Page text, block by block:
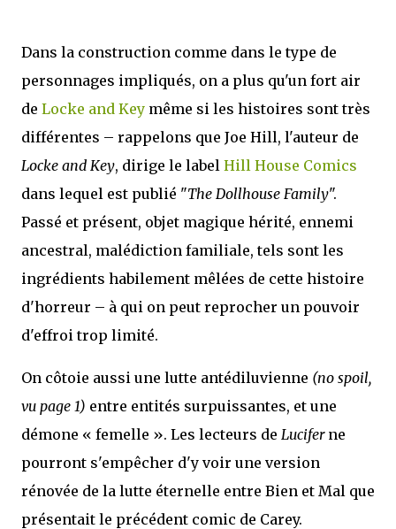
Dans la construction comme dans le type de
personnages impliqués, on a plus qu'un fort air
de Locke and Key même si les histoires sont très
différentes – rappelons que Joe Hill, l'auteur de
Locke and Key, dirige le label Hill House Comics
dans lequel est publié "The Dollhouse Family".
Passé et présent, objet magique hérité, ennemi
ancestral, malédiction familiale, tels sont les
ingrédients habilement mêlées de cette histoire
d'horreur – à qui on peut reprocher un pouvoir
d'effroi trop limité.
On côtoie aussi une lutte antédiluvienne (no spoil,
vu page 1) entre entités surpuissantes, et une
démone « femelle ». Les lecteurs de Luciferne
pourront s'empêcher d'y voir une version
rénovée de la lutte éternelle entre Bien et Mal que
présentait le précédent comic de Carey.